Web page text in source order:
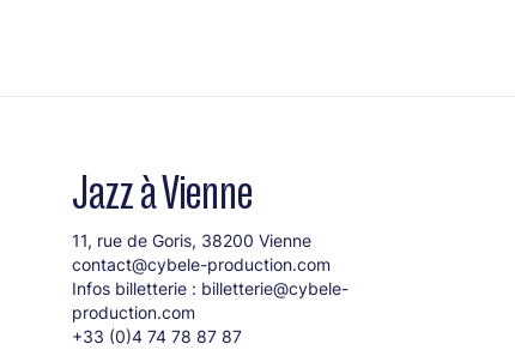
Jazz à Vienne
11, rue de Goris, 38200 Vienne
contact@cybele-production.com
Infos billetterie : billetterie@cybele-
production.com
+33 (0)4 74 78 87 87